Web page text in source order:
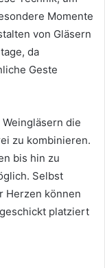
Momente
von Gläsern
da
Geste
die
zu kombinieren.
bis hin zu
Selbst
Herzen können
platziert